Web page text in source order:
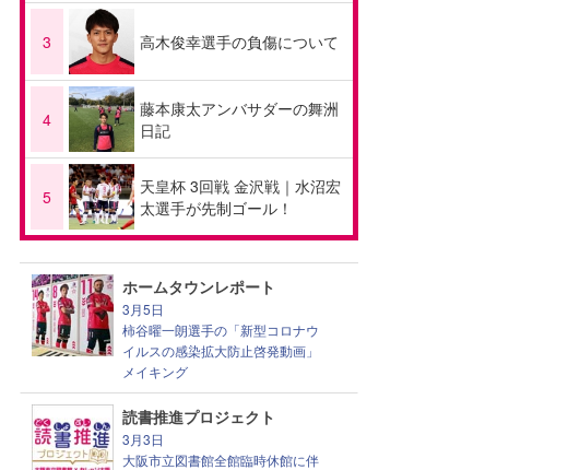
3 高木俊幸選手の負傷について
4
藤本康太アンバサダーの舞洲
日記
5
天皇杯 3回戦 金沢戦｜水沼宏
太選手が先制ゴール！
ホームタウンレポート
3月5日
柿谷曜一朗選手の「新型コロナウ
イルスの感染拡大防止啓発動画」
メイキング
読書推進プロジェクト
3月3日
大阪市立図書館全館臨時休館に伴